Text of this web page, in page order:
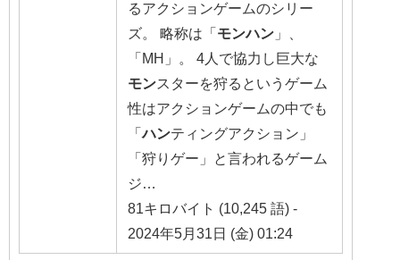
るアクションゲームのシリー
ズ。 略称は「 モンハン 」、
「MH」。 4人で協力し巨大な
モンスターを狩るというゲーム
性はアクションゲームの中でも
「 ハンティングアクション」
「狩りゲー」と言われるゲーム
ジ…
81キロバイト (10,245 語) -
2024年5月31日 (金) 01:24